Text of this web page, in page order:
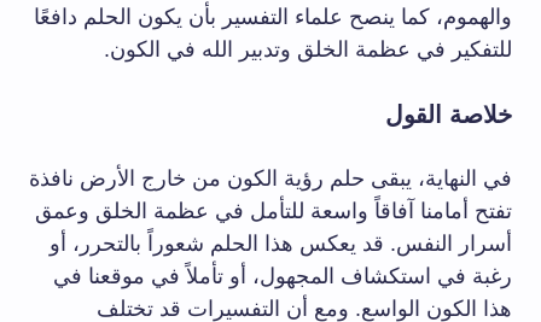
والهموم، كما ينصح علماء التفسير بأن يكون الحلم دافعًا
للتفكير في عظمة الخلق وتدبير الله في الكون.
خلاصة القول
في النهاية، يبقى حلم رؤية الكون من خارج الأرض نافذة
تفتح أمامنا آفاقاً واسعة للتأمل في عظمة الخلق وعمق
أسرار النفس. قد يعكس هذا الحلم شعوراً بالتحرر، أو
رغبة في استكشاف المجهول، أو تأملاً في موقعنا في
هذا الكون الواسع. ومع أن التفسيرات قد تختلف